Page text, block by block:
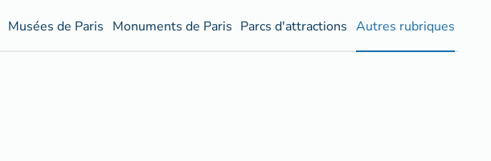
Musées de Paris Monuments de Paris Parcs d'attractions Autres rubriques